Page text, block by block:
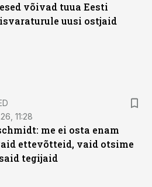
võivad tuua Eesti
uusi ostjaid
11:28
me ei osta enam
ettevõtteid, vaid otsime
tegijaid